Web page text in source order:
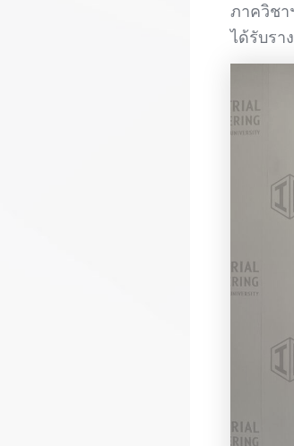
ภาควิช
ได้รับรา